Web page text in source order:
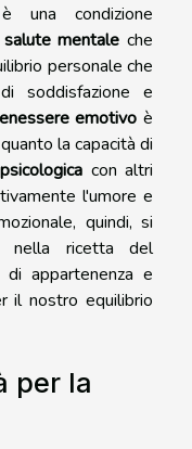
una condizione
salute mentale che
personale che
soddisfazione e
emotivo è
la capacità di
con altri
l'umore e
quindi, si
nella ricetta del
appartenenza e
il nostro equilibrio
per la